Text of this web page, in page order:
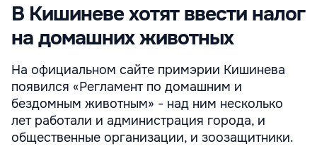
В Кишиневе хотят ввести налог
на домашних животных
На официальном сайте примэрии Кишинева
появился «Регламент по домашним и
бездомным животным» - над ним несколько
лет работали и администрация города, и
общественные организации, и зоозащитники.